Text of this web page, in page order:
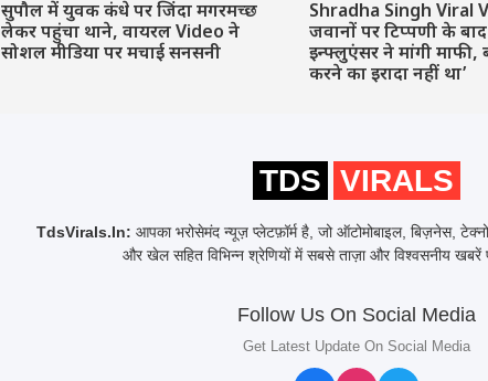
सुपौल में युवक कंधे पर जिंदा मगरमच्छ
लेकर पहुंचा थाने, वायरल Video ने
सोशल मीडिया पर मचाई सनसनी
Shradha Singh Viral
जवानों पर टिप्पणी के
इन्फ्लुएंसर ने मांगी माफी,
करने का इरादा नहीं था’
TDS VIRALS
TdsVirals.In: आपका भरोसेमंद न्यूज़ प्लेटफ़ॉर्म है, जो ऑटोमोबाइल, बिज़नेस,
और खेल सहित विभिन्न श्रेणियों में सबसे ताज़ा और विश्वसनीय खबरें
Follow Us On Social Media
Get Latest Update On Social Media